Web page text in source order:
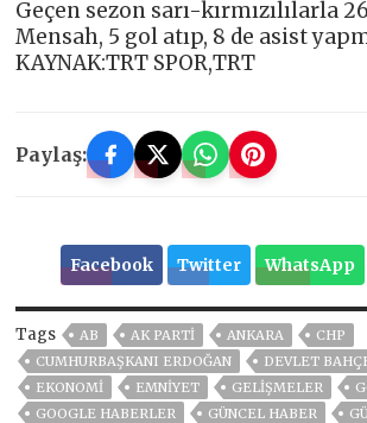
Geçen sezon sarı-kırmızılılarla
Mensah, 5 gol atıp, 8 de asist
KAYNAK:TRT SPOR,TRT
Paylaş:
Facebook Twitter WhatsApp
Tags AB AK PARTİ ANKARA
CHP
CUMHURBAŞKANI ERDOĞAN
DEVLET
EKONOMİ
EMNİYET GELIŞMELER
GOOGLE HABERLER
GÜNCEL HABER